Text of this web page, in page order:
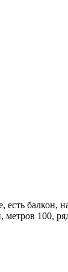
балкон,
метров 100,